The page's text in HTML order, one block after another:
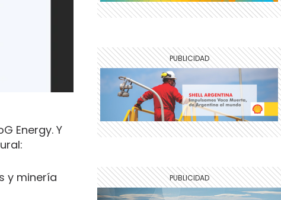
Energy. Y
y minería